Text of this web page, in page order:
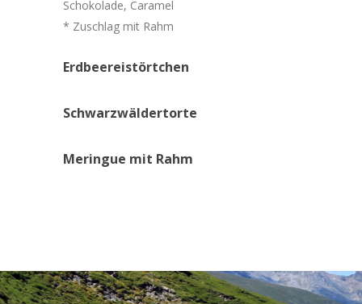
Schokolade, Caramel
* Zuschlag mit Rahm
Erdbeereistörtchen
Schwarzwäldertorte
Meringue mit Rahm